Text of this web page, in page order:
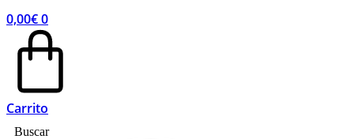
0,00€0
Carrito
Buscar